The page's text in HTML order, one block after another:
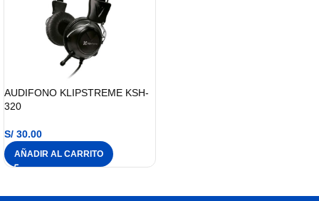
AUDIFONO KLIPSTREME KSH-
320
S/ 30.00
AÑADIR AL CARRITO